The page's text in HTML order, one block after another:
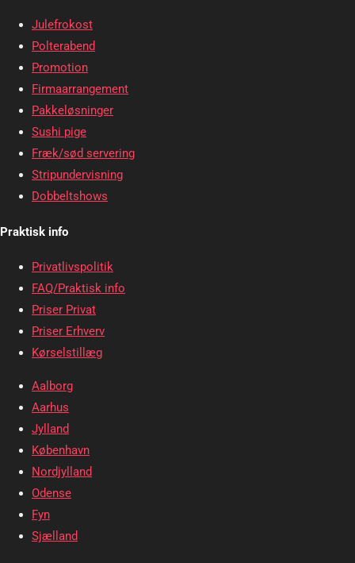
Julefrokost
Polterabend
Promotion
Firmaarrangement
Pakkeløsninger
Sushi pige
Fræk/sød servering
Stripundervisning
Dobbeltshows
Praktisk info
Privatlivspolitik
FAQ/Praktisk info
Priser Privat
Priser Erhverv
Kørselstillæg
Aalborg
Aarhus
Jylland
København
Nordjylland
Odense
Fyn
Sjælland